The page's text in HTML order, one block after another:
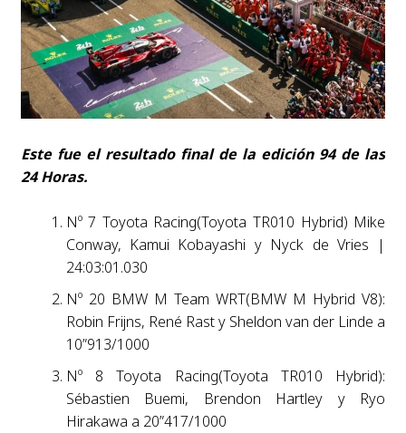
Este fue el resultado final de la edición 94 de las
24 Horas.
Nº 7 Toyota Racing(Toyota TR010 Hybrid) Mike
Conway, Kamui Kobayashi y Nyck de Vries |
24:03:01.030
Nº 20 BMW M Team WRT(BMW M Hybrid V8):
Robin Frijns, René Rast y Sheldon van der Linde a
10”913/1000
Nº 8 Toyota Racing(Toyota TR010 Hybrid):
Sébastien Buemi, Brendon Hartley y Ryo
Hirakawa a 20”417/1000